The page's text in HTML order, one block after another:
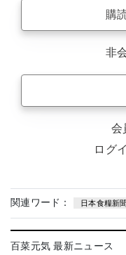
購
非
会
ログ
関連ワード： 日本食糧新
百菜元気 最新ニュース